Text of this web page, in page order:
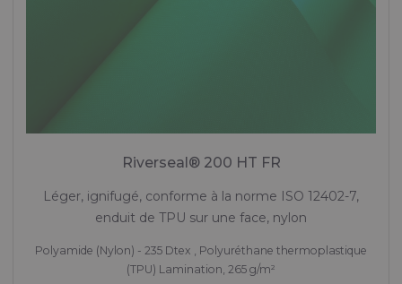
Riverseal® 200 HT FR
Léger, ignifugé, conforme à la norme ISO 12402-7,
enduit de TPU sur une face, nylon
Polyamide (Nylon) - 235 Dtex , Polyuréthane thermoplastique
(TPU) Lamination, 265 g/m²